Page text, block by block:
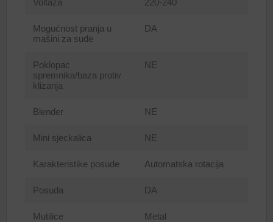
Mogućnost pranja u
mašini za suđe
DA
Poklopac
spremnika/baza protiv
klizanja
NE
Blender NE
Mini sjeckalica NE
Karakteristike posude Automatska rotacija
Posuda DA
Mutilice Metal